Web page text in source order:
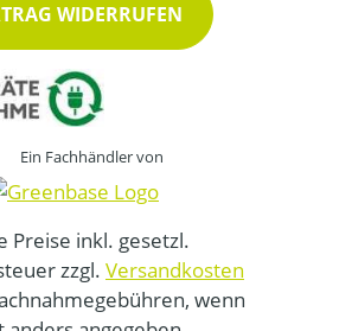
WIDERRUFEN
Ein Fachhändler von
Preise inkl. gesetzl.
zzgl. Versandkosten
wenn